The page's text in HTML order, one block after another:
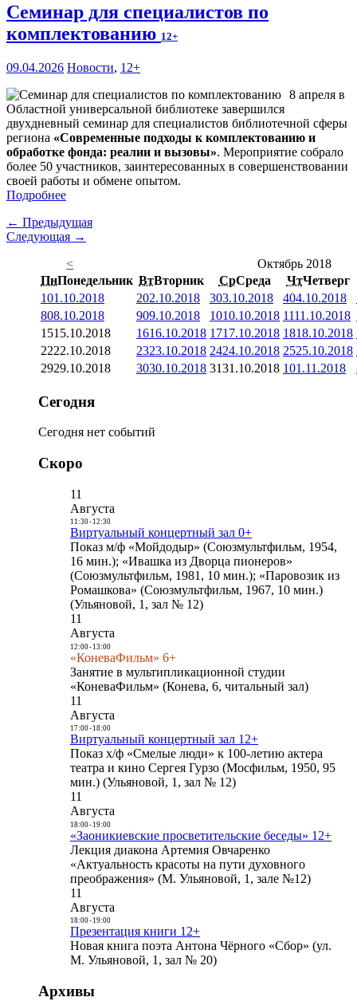
Семинар для специалистов по
комплектованию 12+
09.04.2026 Новости, 12+
8 апреля в
Областной универсальной библиотеке завершился
двухдневный семинар для специалистов библиотечной сферы
региона «Современные подходы к комплектованию и
обработке фонда: реалии и вызовы». Мероприятие собрало
более 50 участников, заинтересованных в совершенствовании
своей работы и обмене опытом.
Подробнее
← Предыдущая
Следующая →
<
Октябрь 2018
ПнПонедельник ВтВторник СрСреда ЧтЧетверг
101.10.2018 202.10.2018 303.10.2018 404.10.2018
808.10.2018 909.10.2018 1010.10.2018 1111.10.2018
1515.10.2018 1616.10.2018 1717.10.2018 1818.10.2018
2222.10.2018 2323.10.2018 2424.10.2018 2525.10.2018
2929.10.2018 3030.10.2018 3131.10.2018 101.11.2018
Сегодня
Сегодня нет событий
Скоро
11
Августа
11:30- 12:30
Виртуальный концертный зал 0+
Показ м/ф «Мойдодыр» (Союзмультфильм, 1954,
16 мин.); «Ивашка из Дворца пионеров»
(Союзмультфильм, 1981, 10 мин.); «Паровозик из
Ромашкова» (Союзмультфильм, 1967, 10 мин.)
(Ульяновой, 1, зал № 12)
11
Августа
12:00- 13:00
«КоневаФильм» 6+
Занятие в мультипликационной студии
«КоневаФильм» (Конева, 6, читальный зал)
11
Августа
17:00- 18:00
Виртуальный концертный зал 12+
Показ х/ф «Смелые люди» к 100-летию актера
театра и кино Сергея Гурзо (Мосфильм, 1950, 95
мин.) (Ульяновой, 1, зал № 12)
11
Августа
18:00- 19:00
«Заоникиевские просветительские беседы» 12+
Лекция диакона Артемия Овчаренко
«Актуальность красоты на пути духовного
преображения» (М. Ульяновой, 1, зале №12)
11
Августа
18:00- 19:00
Презентация книги 12+
Новая книга поэта Антона Чёрного «Сбор» (ул.
М. Ульяновой, 1, зал № 20)
Архивы